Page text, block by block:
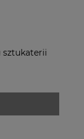
sztukaterii